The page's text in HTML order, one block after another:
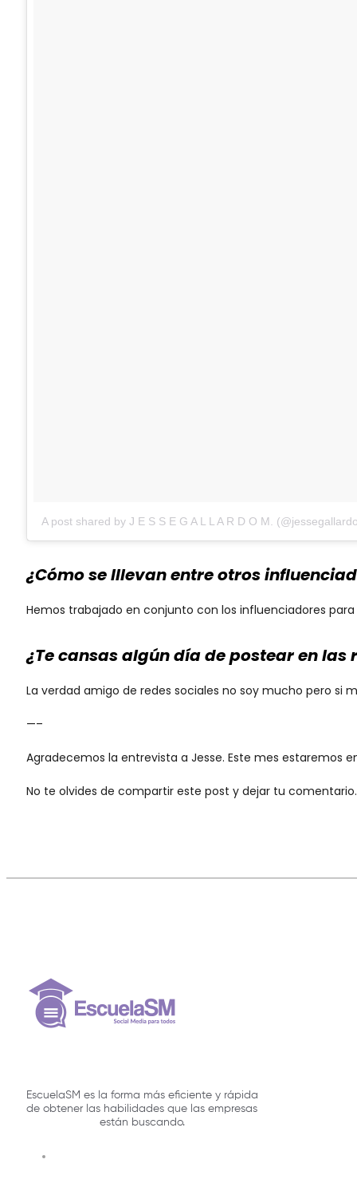
A post shared by J E S S E G A L L A R D O M.
¿Cómo se lllevan entre otros
Hemos trabajado en conjunto con los influenciadores
¿Te cansas algún día de postear en las
La verdad amigo de redes sociales no soy mucho pero si
—–
Agradecemos la entrevista a Jesse. Este mes estaremos
No te olvides de compartir este post y dejar tu comentario.
EscuelaSM es la forma más eficiente y rápida
de obtener las habilidades que las empresas
están buscando.